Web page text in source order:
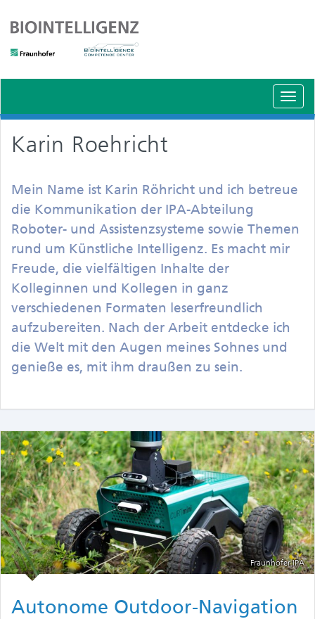
Karin Roehricht
Mein Name ist Karin Röhricht und ich betreue
die Kommunikation der IPA-Abteilung
Roboter- und Assistenzsysteme sowie Themen
rund um Künstliche Intelligenz. Es macht mir
Freude, die vielfältigen Inhalte der
Kolleginnen und Kollegen in ganz
verschiedenen Formaten leserfreundlich
aufzubereiten. Nach der Arbeit entdecke ich
die Welt mit den Augen meines Sohnes und
genieße es, mit ihm draußen zu sein.
Fraunhofer IPA
Autonome Outdoor-Navigation